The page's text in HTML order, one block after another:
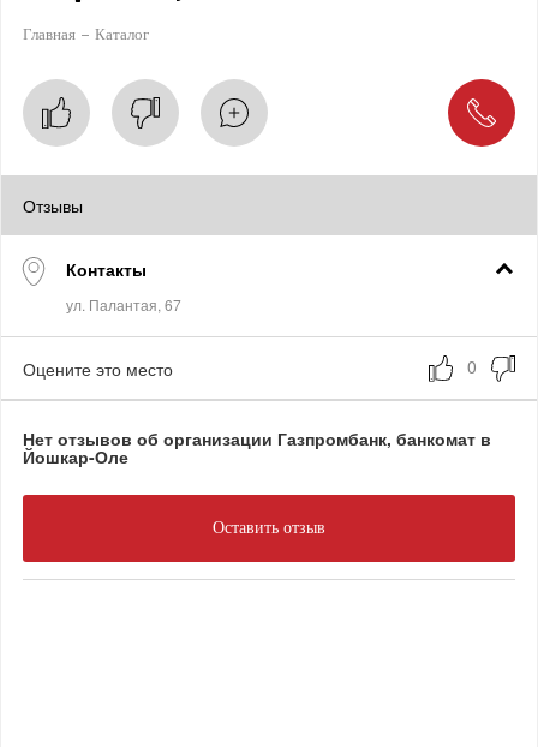
Главная Каталог
Отзывы
Контакты
Оцените это место
Нет отзывов об организации Газпромбанк, банкомат в
Йошкар-Оле
Оставить отзыв